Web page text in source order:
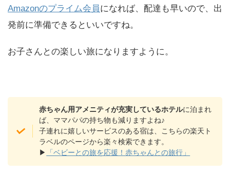
Amazonのプライム会員になれば、配達も早いので、出
発前に準備できるといいですね。
お子さんとの楽しい旅になりますように。
赤ちゃん用アメニティが充実しているホテルに泊まれ
ば、ママパパの持ち物も減りますよね♪
子連れに嬉しいサービスのある宿は、こちらの楽天ト
ラベルのページから楽々検索できます。
▶
「ベビーとの旅を応援！赤ちゃんとの旅行」